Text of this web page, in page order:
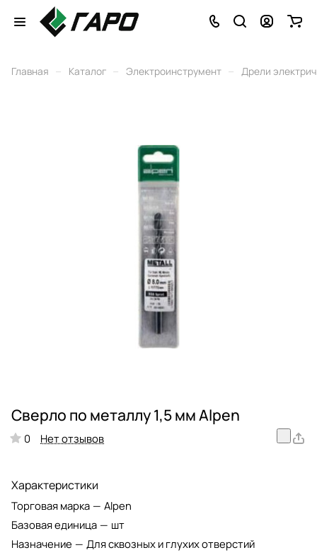
Главная – Каталог – Электроинструмент – Дрели
Сверло по металлу 1,5 мм Alpen
0 Нет отзывов
Характеристики
Торговая марка — Alpen
Базовая единица — шт
Назначение — Для сквозных и глухих отверстий